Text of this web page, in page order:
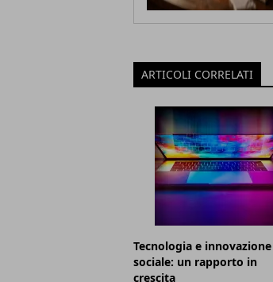
ARTICOLI CORRELATI
Tecnologia e innovazione
sociale: un rapporto in
crescita